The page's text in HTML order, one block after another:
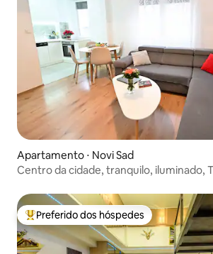
Apartamento ⋅ Novi Sad
Centro da cidade, tranquilo, iluminado,
Entre os melhores preferidos dos
Preferido dos hóspedes